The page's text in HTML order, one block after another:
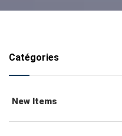
Catégories
New Items